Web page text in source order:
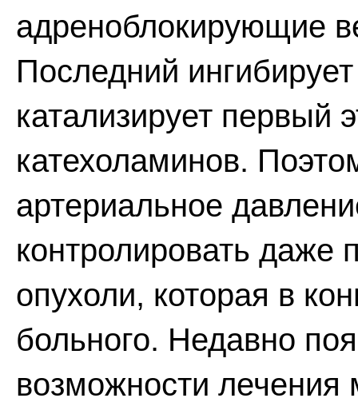
адреноблокирующие
Последний
катализирует первый
катехоламинов.
артериальное
контролировать даже
опухоли, которая в
больного. Недавно
возможности лечения